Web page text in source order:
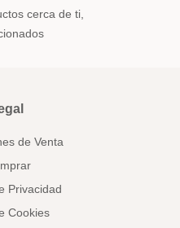
cerca de ti,
de Venta
Privacidad
Cookies